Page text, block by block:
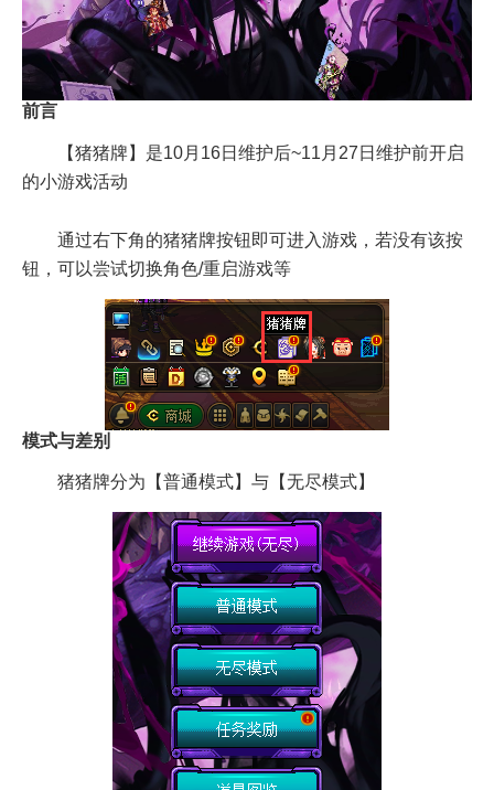
前言
【猪猪牌】是10月16日维护后~11月27日维护前开启
的小游戏活动
通过右下角的猪猪牌按钮即可进入游戏，若没有该按
钮，可以尝试切换角色/重启游戏等
模式与差别
猪猪牌分为【普通模式】与【无尽模式】